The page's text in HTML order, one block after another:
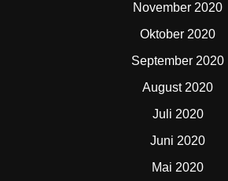
November 2020
Oktober 2020
September 2020
August 2020
Juli 2020
Juni 2020
Mai 2020